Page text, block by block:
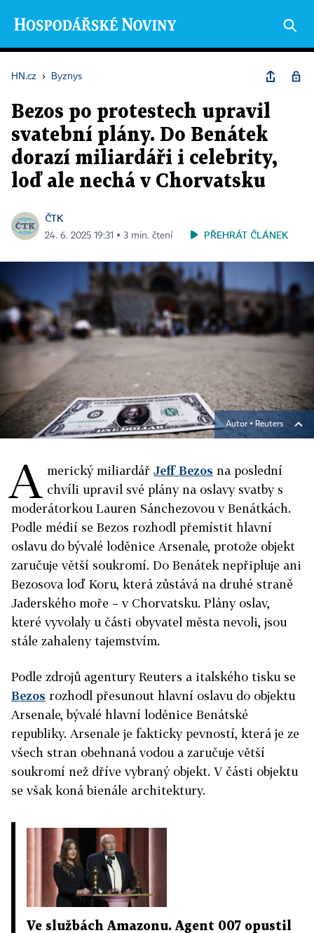
HN.cz › Byznys
Bezos po protestech upravil
svatební plány. Do Benátek
dorazí miliardáři i celebrity,
loď ale nechá v Chorvatsku
ČTK
24. 6. 2025 19:31 ▪ 3 min. čtení PŘEHRÁT ČLÁNEK
Autor ▪ Reuters
A merický miliardář Jeff Bezos na poslední
chvíli upravil své plány na oslavy svatby s
moderátorkou Lauren Sánchezovou v Benátkách.
Podle médií se Bezos rozhodl přemístit hlavní
oslavu do bývalé loděnice Arsenale, protože objekt
zaručuje větší soukromí. Do Benátek nepřipluje ani
Bezosova loď Koru, která zůstává na druhé straně
Jaderského moře – v Chorvatsku. Plány oslav,
které vyvolaly u části obyvatel města nevoli, jsou
stále zahaleny tajemstvím.
Podle zdrojů agentury Reuters a italského tisku se
Bezos rozhodl přesunout hlavní oslavu do objektu
Arsenale, bývalé hlavní loděnice Benátské
republiky. Arsenale je fakticky pevností, která je ze
všech stran obehnaná vodou a zaručuje větší
soukromí než dříve vybraný objekt. V části objektu
se však koná bienále architektury.
Ve službách Amazonu. Agent 007 opustil